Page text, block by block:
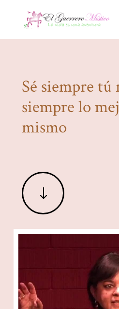
Sé siempre tú
siempre lo
mismo
"